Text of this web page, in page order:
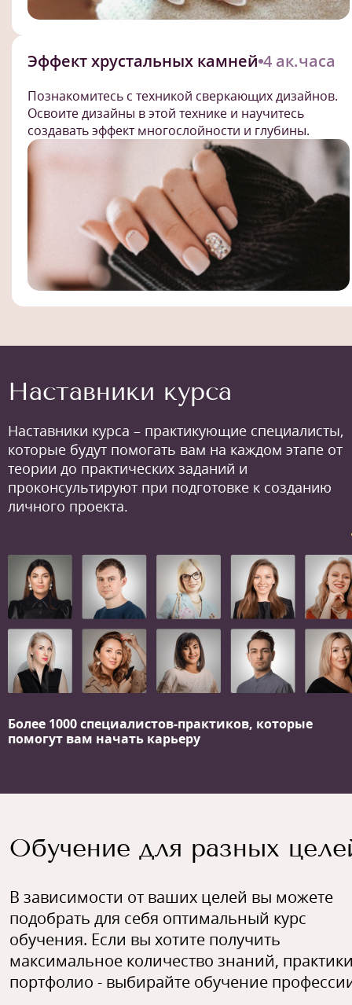
Эффект хрустальных камней 4 ак.часа
Познакомитесь с техникой сверкающих дизайнов.
Освоите дизайны в этой технике и научитесь
создавать эффект многослойности и глубины.
Наставники курса
Наставники курса – практикующие специалисты,
которые будут помогать вам на каждом этапе от
теории до практических заданий и
проконсультируют при подготовке к созданию
личного проекта.
Более 1000 специалистов-практиков, которые
помогут вам начать карьеру
Обучение для разных
В зависимости от ваших целей вы можете
подобрать для себя оптимальный курс
обучения. Если вы хотите получить
максимальное количество знаний,
портфолио - выбирайте обучение